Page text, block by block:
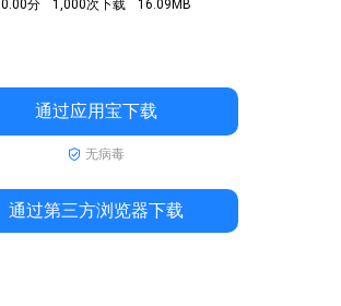
0.00分 1,000次下载 16.09MB
通过应用宝下载
无病毒
通过第三方浏览器下载